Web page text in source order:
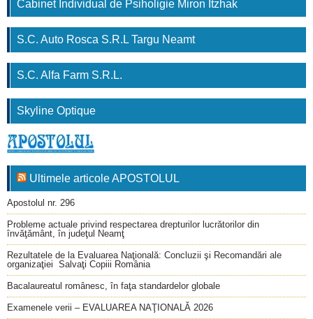
Cabinet Individual de Psiholigie Miron Itzhak
S.C. Auto Rosca S.R.L Targu Neamt
S.C. Alfa Farm S.R.L.
Skyline Optique
Ultimele articole APOSTOLUL
Apostolul nr. 296
Probleme actuale privind respectarea drepturilor lucrătorilor din
învăţământ, în judeţul Neamţ
Rezultatele de la Evaluarea Naţională: Concluzii şi Recomandări ale
organizaţiei Salvaţi Copiii România
Bacalaureatul românesc, în faţa standardelor globale
Examenele verii – EVALUAREA NAŢIONALĂ 2026